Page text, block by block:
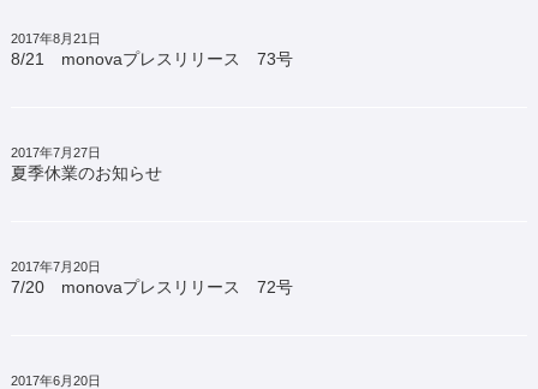
2017年8月21日
8/21 monovaプレスリリース 73号
2017年7月27日
夏季休業のお知らせ
2017年7月20日
7/20 monovaプレスリリース 72号
2017年6月20日